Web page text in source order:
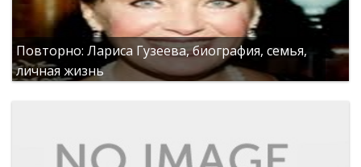
Повторно: Лариса Гузеева, биография, семья,
личная жизнь